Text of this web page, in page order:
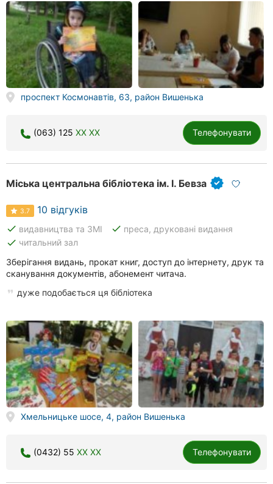
Чернігів
Черкаси
Чернівці
Суми
Івано-
Франківськ
Луцьк
Ужгород
Карпати
проспект Космонавтів, 63, район Вишенька
(063) 125 XX XX Телефонувати
Міська центральна бібліотека ім. І. Бевза
3.7 10 відгуків
done видавництва та ЗМІ done преса, друковані видання
done читальний зал
Зберігання видань, прокат книг, доступ до інтернету, друк та
сканування документів, абонемент читача.
дуже подобається ця бібліотека
Хмельницьке шосе, 4, район Вишенька
(0432) 55 XX XX Телефонувати